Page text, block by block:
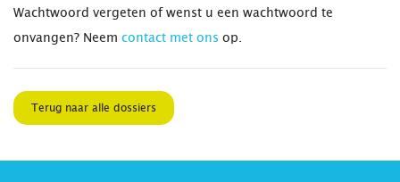
Wachtwoord vergeten of wenst u een wachtwoord te
onvangen? Neem contact met ons op.
Terug naar alle dossiers